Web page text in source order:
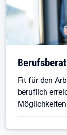
Fit für den
beruflich